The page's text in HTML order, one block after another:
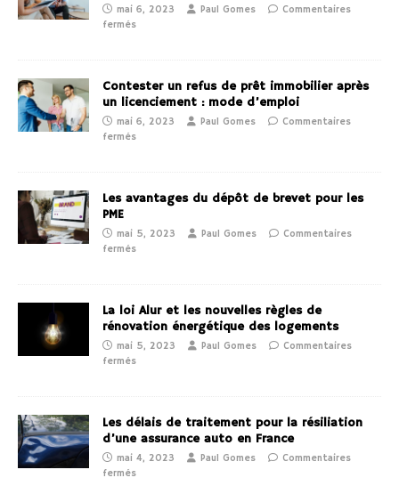
mai 6, 2023 Paul Gomes
Commentaires
fermés
Contester un refus de prêt immobilier après
un licenciement : mode d’emploi
mai 6, 2023 Paul Gomes
Commentaires
fermés
Les avantages du dépôt de brevet pour les
PME
mai 5, 2023 Paul Gomes
Commentaires
fermés
La loi Alur et les nouvelles règles de
rénovation énergétique des logements
mai 5, 2023 Paul Gomes
Commentaires
fermés
Les délais de traitement pour la résiliation
d’une assurance auto en France
mai 4, 2023 Paul Gomes
Commentaires
fermés